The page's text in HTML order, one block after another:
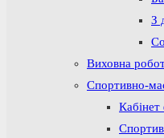
З
Виховна
Спортивно-
Кабінет